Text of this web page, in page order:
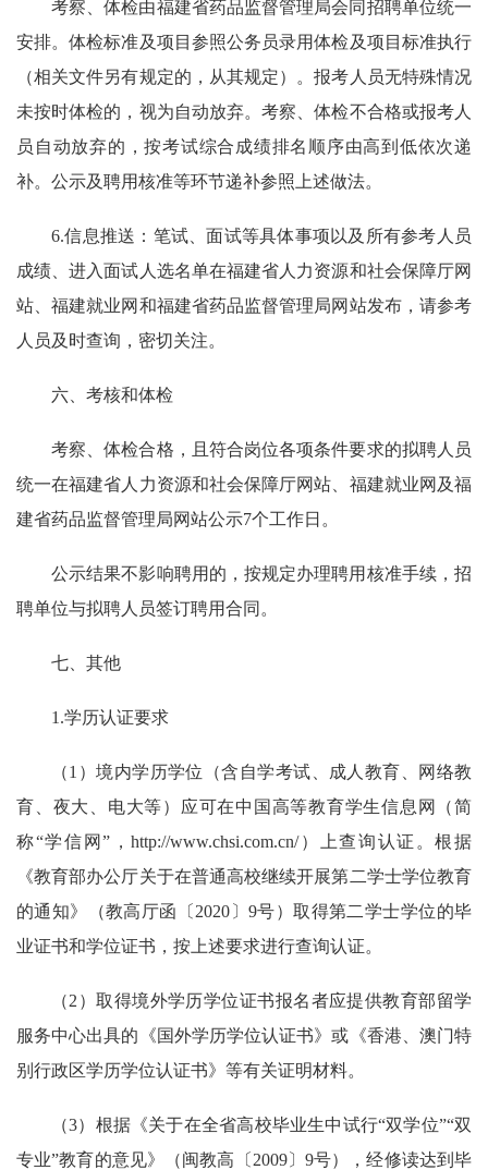
考察、体检由福建省药品监督管理局会同招聘单位统一
安排。体检标准及项目参照公务员录用体检及项目标准执行
（相关文件另有规定的，从其规定）。报考人员无特殊情况
未按时体检的，视为自动放弃。考察、体检不合格或报考人
员自动放弃的，按考试综合成绩排名顺序由高到低依次递
补。公示及聘用核准等环节递补参照上述做法。
6.信息推送：笔试、面试等具体事项以及所有参考人员
成绩、进入面试人选名单在福建省人力资源和社会保障厅网
站、福建就业网和福建省药品监督管理局网站发布，请参考
人员及时查询，密切关注。
六、考核和体检
考察、体检合格，且符合岗位各项条件要求的拟聘人员
统一在福建省人力资源和社会保障厅网站、福建就业网及福
建省药品监督管理局网站公示7个工作日。
公示结果不影响聘用的，按规定办理聘用核准手续，招
聘单位与拟聘人员签订聘用合同。
七、其他
1.学历认证要求
（1）境内学历学位（含自学考试、成人教育、网络教
育、夜大、电大等）应可在中国高等教育学生信息网（简
称“学信网”，http://www.chsi.com.cn/）上查询认证。根据
《教育部办公厅关于在普通高校继续开展第二学士学位教育
的通知》（教高厅函〔2020〕9号）取得第二学士学位的毕
业证书和学位证书，按上述要求进行查询认证。
（2）取得境外学历学位证书报名者应提供教育部留学
服务中心出具的《国外学历学位认证书》或《香港、澳门特
别行政区学历学位认证书》等有关证明材料。
（3）根据《关于在全省高校毕业生中试行“双学位”“双
专业”教育的意见》（闽教高〔2009〕9号），经修读达到毕